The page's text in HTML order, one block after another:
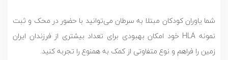
شما یاوران کودکان مبتلا به سرطان می‌توانید با حضور در محک و ثبت
نمونه HLA خود امکان بهبودی برای تعداد بیشتری از فرزندان ایران
زمین را فراهم و نوع متفاوتی از کمک به همنوع را تجربه کنید.